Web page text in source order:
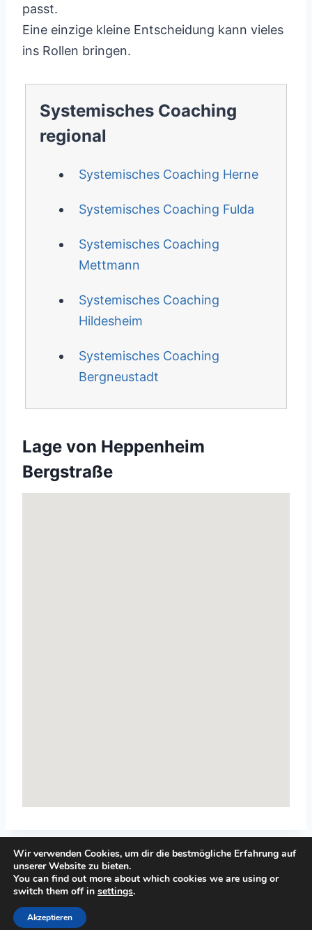
passt.
Eine einzige kleine Entscheidung kann vieles
ins Rollen bringen.
Systemisches Coaching
regional
Systemisches Coaching Herne
Systemisches Coaching Fulda
Systemisches Coaching
Mettmann
Systemisches Coaching
Hildesheim
Systemisches Coaching
Bergneustadt
Lage von Heppenheim
Bergstraße
© 2026 Top-Systemisches-Coaching.de
Wir verwenden Cookies, um dir die bestmögliche Erfahrung auf
unserer Website zu bieten.
You can find out more about which cookies we are using or
switch them off in settings.
Akzeptieren